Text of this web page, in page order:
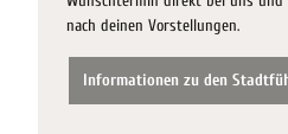
nach deinen Vorstellungen.
Informationen zu den